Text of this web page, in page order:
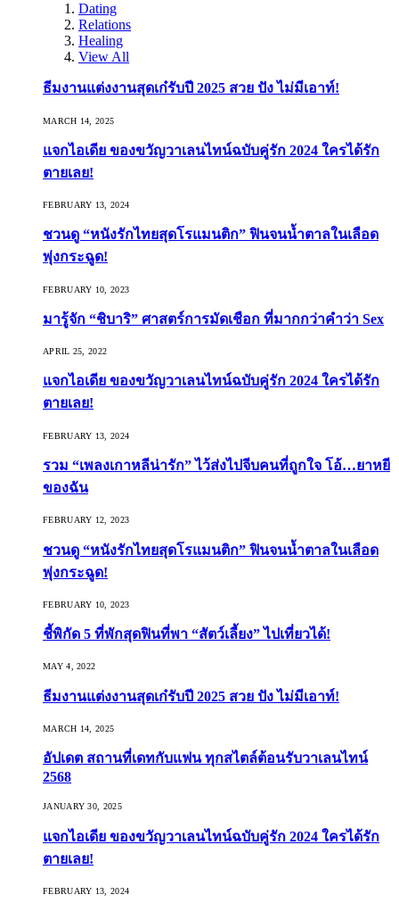
Dating
Relations
Healing
View All
ธีมงานแต่งงานสุดเก๋รับปี 2025 สวย ปัง ไม่มีเอาท์!
MARCH 14, 2025
แจกไอเดีย ของขวัญวาเลนไทน์ฉบับคู่รัก 2024 ใครได้รัก
ตายเลย!
FEBRUARY 13, 2024
ชวนดู “หนังรักไทยสุดโรแมนติก” ฟินจนน้ำตาลในเลือด
พุ่งกระฉูด!
FEBRUARY 10, 2023
มารู้จัก “ชิบาริ” ศาสตร์การมัดเชือก ที่มากกว่าคำว่า Sex
APRIL 25, 2022
แจกไอเดีย ของขวัญวาเลนไทน์ฉบับคู่รัก 2024 ใครได้รัก
ตายเลย!
FEBRUARY 13, 2024
รวม “เพลงเกาหลีน่ารัก” ไว้ส่งไปจีบคนที่ถูกใจ โอ้…ยาหยี
ของฉัน
FEBRUARY 12, 2023
ชวนดู “หนังรักไทยสุดโรแมนติก” ฟินจนน้ำตาลในเลือด
พุ่งกระฉูด!
FEBRUARY 10, 2023
ชี้พิกัด 5 ที่พักสุดฟินที่พา “สัตว์เลี้ยง” ไปเที่ยวได้!
MAY 4, 2022
ธีมงานแต่งงานสุดเก๋รับปี 2025 สวย ปัง ไม่มีเอาท์!
MARCH 14, 2025
อัปเดต สถานที่เดทกับแฟน ทุกสไตล์ต้อนรับวาเลนไทน์
2568
JANUARY 30, 2025
แจกไอเดีย ของขวัญวาเลนไทน์ฉบับคู่รัก 2024 ใครได้รัก
ตายเลย!
FEBRUARY 13, 2024